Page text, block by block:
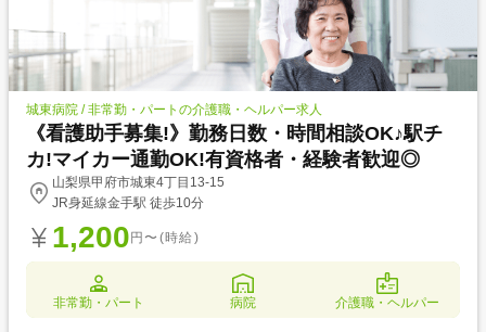
城東病院 / 非常勤・パートの介護職・ヘルパー求人
《看護助手募集!》勤務日数・時間相談OK♪駅チ
カ!マイカー通勤OK!有資格者・経験者歓迎◎
山梨県甲府市城東4丁目13-15
JR身延線金手駅 徒歩10分
1,200 円〜(時給)
非常勤・パート 病院 介護職・ヘルパー